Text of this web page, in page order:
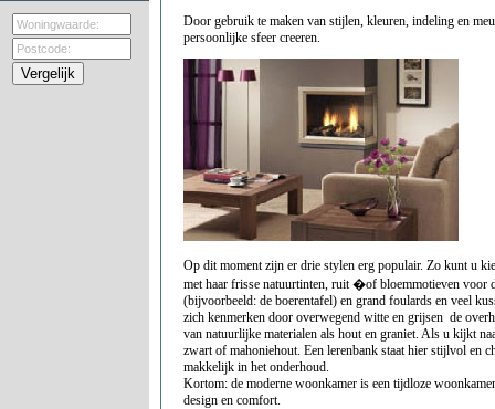
Door gebruik te maken van stijlen, kleuren, indeling en
persoonlijke sfeer creeren.
Op dit moment zijn er drie stylen erg populair. Zo kunt u
met haar frisse natuurtinten, ruit �of bloemmotieven voor
(bijvoorbeeld: de boerentafel) en grand foulards en veel
zich kenmerken door overwegend witte en grijsen de
van natuurlijke materialen als hout en graniet. Als u kijkt
zwart of mahoniehout. Een lerenbank staat hier stijlvol en
makkelijk in het onderhoud.
Kortom: de moderne woonkamer is een tijdloze
design en comfort.